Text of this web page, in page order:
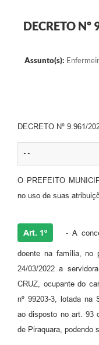
DECRETO
Assunto(s):
DECRETO Nº 9.961/
--
O PREFEITO
no uso de suas
Art. 1º - A
doente na família, no
24/03/2022 a
CRUZ, ocupante do
nº 99203-3, lotada na
ao disposto no art. 93
de Piraquara, podendo